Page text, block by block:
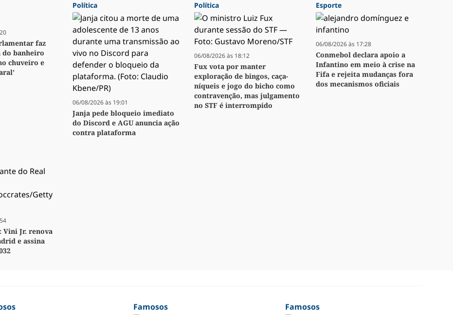
faz
do banheiro
chuveiro e
Política
06/08/2026 às 19:01
Janja pede bloqueio imediato
do Discord e AGU anuncia ação
contra plataforma
Política
06/08/2026 às 18:12
Fux vota por manter
exploração de bingos, caça-
níqueis e jogo do bicho como
contravenção, mas julgamento
no STF é interrompido
Esporte
06/08/2026 às 17:28
Conmebol declara apoio a
Infantino em meio à crise na
Fifa e rejeita mudanças fora
dos mecanismos oficiais
Vini Jr. renova
e assina
Famosos Famosos